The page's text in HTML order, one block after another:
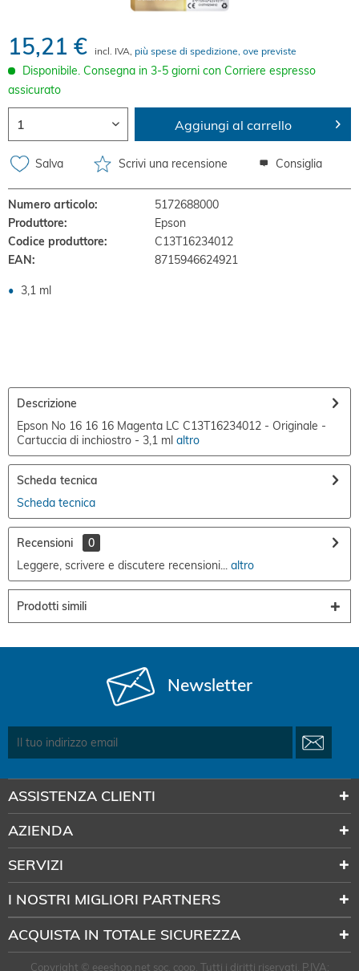
15,21 € incl. IVA, più spese di spedizione, ove previste
Disponibile. Consegna in 3-5 giorni con Corriere espresso
assicurato
Aggiungi al carrello
Salva Scrivi una recensione Consiglia
Numero articolo:
5172688000
Produttore:
Epson
Codice produttore:
C13T16234012
EAN:
8715946624921
3,1 ml
Descrizione
Epson No 16 16 16 Magenta LC C13T16234012 - Originale -
Cartuccia di inchiostro - 3,1 ml altro
Scheda tecnica
Scheda tecnica
Recensioni
0
Leggere, scrivere e discutere recensioni... altro
Prodotti simili
Newsletter
ASSISTENZA CLIENTI
AZIENDA
SERVIZI
I NOSTRI MIGLIORI PARTNERS
ACQUISTA IN TOTALE SICUREZZA
Copyright © eeeshop.net soc. coop. Tutti i diritti riservati. P.IVA: